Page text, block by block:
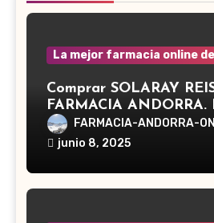
La mejor farmacia online
Comprar SOLARAY
FARMACIA ANDORRA.
Reishi, cuyo nombre
Ganoderma lucidum, es
en la medicina
FARMACIA-ANDORRA-
junio 8, 2025